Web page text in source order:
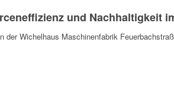
und Nachhaltigkeit
der Wichelhaus Maschinenfabrik